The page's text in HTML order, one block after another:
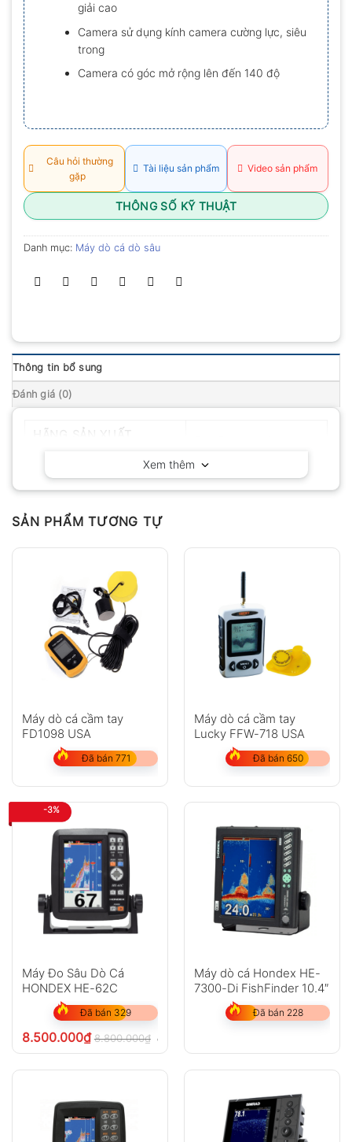
giải cao
Camera sử dụng kính camera cường lực, siêu
trong
Camera có góc mở rộng lên đến 140 độ
Câu hỏi thường
gặp
Tài liệu sản phẩm Video sản phẩm
THÔNG SỐ KỸ THUẬT
Danh mục: Máy dò cá dò sâu
Thông tin bổ sung
Đánh giá (0)
Xem thêm
SẢN PHẨM TƯƠNG TỰ
Máy dò cá cầm tay
FD1098 USA
Đã bán 771
Máy dò cá cầm tay
Lucky FFW-718 USA
Đã bán 650
-3%
Máy Đo Sâu Dò Cá
HONDEX HE-62C
Đã bán 329
8.500.000₫ 8.800.000₫ chưa VAT 8%
Máy dò cá Hondex HE-
7300-Di FishFinder 10.4″
Đã bán 228